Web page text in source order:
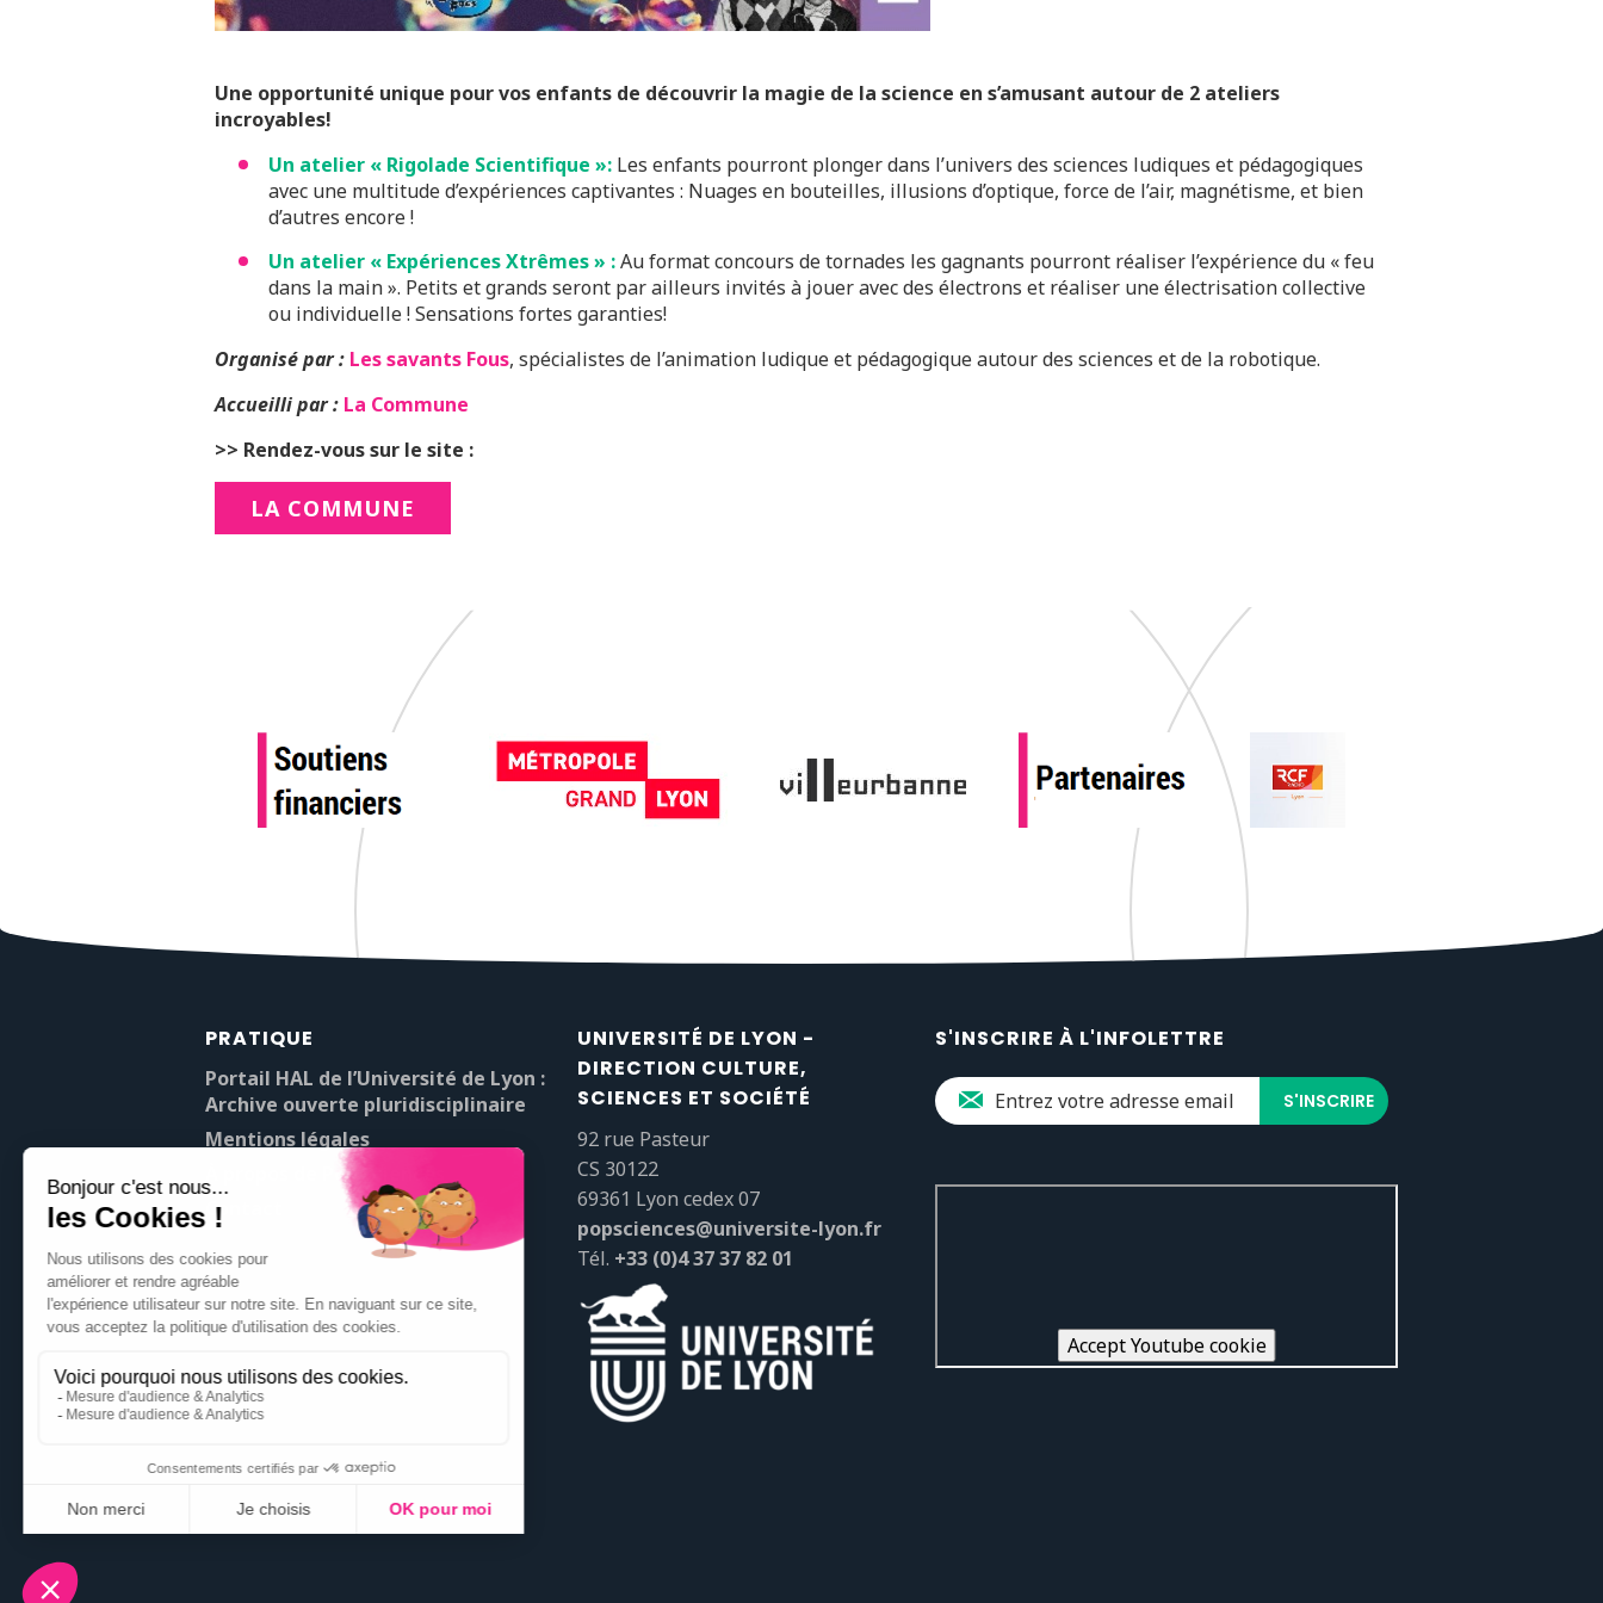
Une opportunité unique pour vos enfants de découvrir la magie de la science en s’amusant autour de 2 ateliers
incroyables!
Un atelier « Rigolade Scientifique »: Les enfants pourront plonger dans l’univers des sciences ludiques et pédagogiques
avec une multitude d’expériences captivantes : Nuages en bouteilles, illusions d’optique, force de l’air, magnétisme, et bien
d’autres encore !
Un atelier « Expériences Xtrêmes » :Au format concours de tornades les gagnants pourront réaliser l’expérience du « feu
dans la main ». Petits et grands seront par ailleurs invités à jouer avec des électrons et réaliser une électrisation collective
ou individuelle ! Sensations fortes garanties!
Organisé par : Les savants Fous, spécialistes de l’animation ludique et pédagogique autour des sciences et de la robotique.
Accueilli par : La Commune
>> Rendez-vous sur le site :
LA COMMUNE
PRATIQUE
Portail HAL de l’Université de Lyon :
Archive ouverte pluridisciplinaire
Mentions légales
À propos de Pop’Sciences
Contact
UNIVERSITÉ DE LYON -
DIRECTION CULTURE,
SCIENCES ET SOCIÉTÉ
92 rue Pasteur
CS 30122
69361 Lyon cedex 07
popsciences@universite-lyon.fr
Tél. +33 (0)4 37 37 82 01
S'INSCRIRE À L'INFOLETTRE
Accept Youtube cookie